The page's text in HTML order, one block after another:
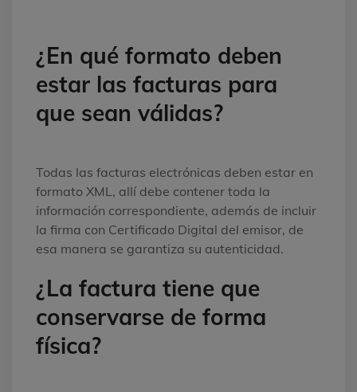
¿En qué formato deben
estar las facturas para
que sean válidas?
Todas las facturas electrónicas deben estar en
formato XML, allí debe contener toda la
información correspondiente, además de incluir
la firma con Certificado Digital del emisor, de
esa manera se garantiza su autenticidad.
¿La factura tiene que
conservarse de forma
física?